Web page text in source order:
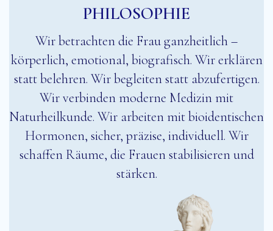
PHILOSOPHIE
Wir betrachten die Frau ganzheitlich –
körperlich, emotional, biografisch. Wir erklären
statt belehren. Wir begleiten statt abzufertigen.
Wir verbinden moderne Medizin mit
Naturheilkunde. Wir arbeiten mit bioidentischen
Hormonen, sicher, präzise, individuell. Wir
schaffen Räume, die Frauen stabilisieren und
stärken.